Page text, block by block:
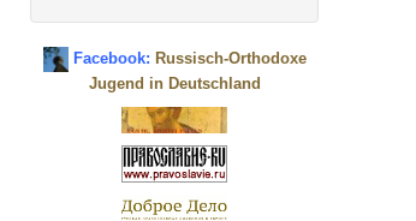
Facebook: Russisch-Orthodoxe
Jugend in Deutschland